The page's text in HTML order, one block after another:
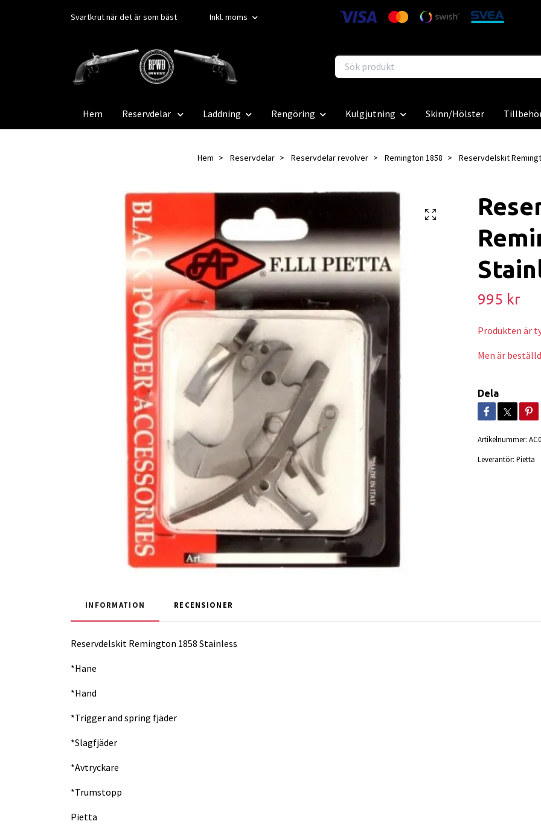
Svartkrut när det är som bäst Inkl. moms
Hem Reservdelar Laddning Rengöring Kulgjutning Skinn/Hölster
Hem Reservdelar Reservdelar revolver Remington 1858 Reservdelskit
995 kr
Produkten är
Men är
Dela
Artikelnummer:
Leverantör: Pietta
INFORMATION RECENSIONER
Reservdelskit Remington 1858 Stainless
*Hane
*Hand
*Trigger and spring fjäder
*Slagfjäder
*Avtryckare
*Trumstopp
Pietta